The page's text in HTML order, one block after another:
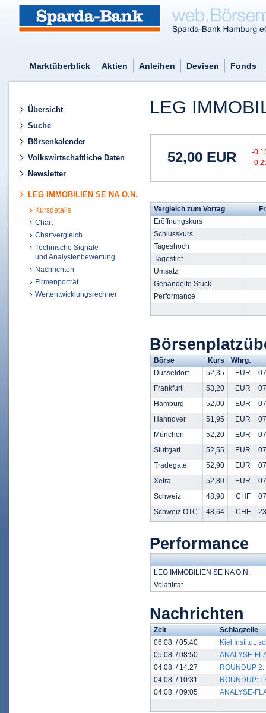
Marktüberblick Aktien Anleihen Devisen Fonds
Übersicht
Suche
Börsenkalender
Volkswirtschaftliche Daten
Newsletter
LEG IMMOBILIEN SE NA O.N.
Kursdetails
Chart
Chartvergleich
Technische Signale
und Analystenbewertung
Nachrichten
Firmenporträt
Wertentwicklungsrechner
LEG
52,00 EUR
-
-
Vergleich zum Vortag
Eröffnungskurs
Schlusskurs
Tageshoch
Tagestief
Umsatz
Gehandelte Stück
Performance
Börse Kurs
Whrg.
Düsseldorf
52,35 EUR
Frankfurt
53,20 EUR
Hamburg
52,00 EUR
Hannover
51,95 EUR
München
52,20 EUR
Stuttgart
52,55 EUR
Tradegate
52,90 EUR
Xetra
52,80 EUR
Schweiz
48,98 CHF
Schweiz OTC
48,64 CHF
Performance
LEG IMMOBILIEN SE NA O.N.
Volatilität
Nachrichten
Zeit
Schlagzeile
06.08. / 05:40
Kiel Institut:
05.08. / 08:50
ANALYSE-
04.08. / 14:27
ROUNDUP
04.08. / 10:31
ROUNDUP:
04.08. / 09:05
ANALYSE-